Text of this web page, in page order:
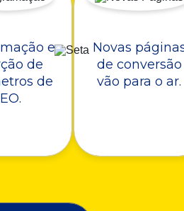
e
de
de
Novas
de conversão
vão para o ar.